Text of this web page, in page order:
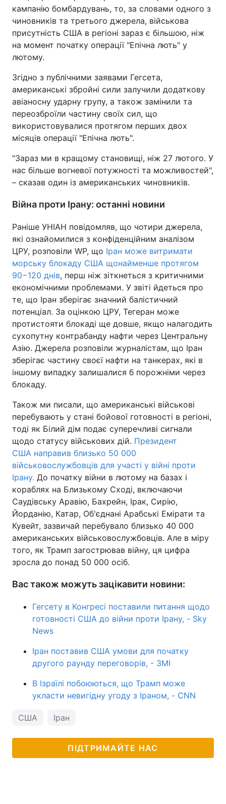
кампанію бомбардувань, то, за словами одного з
чиновників та третього джерела, військова
присутність США в регіоні зараз є більшою, ніж
на момент початку операції "Епічна лють" у
лютому.
Згідно з публічними заявами Гегсета,
американські збройні сили залучили додаткову
авіаносну ударну групу, а також замінили та
переозброїли частину своїх сил, що
використовувалися протягом перших двох
місяців операції "Епічна лють".
"Зараз ми в кращому становищі, ніж 27 лютого. У
нас більше вогневої потужності та можливостей",
– сказав один із американських чиновників.
Війна проти Ірану: останні новини
Раніше УНІАН повідомляв, що чотири джерела,
які ознайомилися з конфіденційним аналізом
ЦРУ, розповіли WP, що Іран може витримати
морську блокаду США щонайменше протягом
90−120 днів, перш ніж зіткнеться з критичними
економічними проблемами. У звіті йдеться про
те, що Іран зберігає значний балістичний
потенціал. За оцінкою ЦРУ, Тегеран може
протистояти блокаді ще довше, якщо налагодить
сухопутну контрабанду нафти через Центральну
Азію. Джерела розповіли журналістам, що Іран
зберігає частину своєї нафти на танкерах, які в
іншому випадку залишалися б порожніми через
блокаду.
Також ми писали, що американські військові
перебувають у стані бойової готовності в регіоні,
тоді як Білий дім подає суперечливі сигнали
щодо статусу військових дій. Президент
США направив близько 50 000
військовослужбовців для участі у війні проти
Ірану. До початку війни в лютому на базах і
кораблях на Близькому Сході, включаючи
Саудівську Аравію, Бахрейн, Ірак, Сирію,
Йорданію, Катар, Об'єднані Арабські Емірати та
Кувейт, зазвичай перебувало близько 40 000
американських військовослужбовців. Але в міру
того, як Трамп загострював війну, ця цифра
зросла до понад 50 000 осіб.
Вас також можуть зацікавити новини:
Гегсету в Конгресі поставили питання щодо
готовності США до війни проти Ірану, - Sky
News
Іран поставив США умови для початку
другого раунду переговорів, - ЗМІ
В Ізраїлі побоюються, що Трамп може
укласти невигідну угоду з Іраном, - CNN
США Іран
ПІДТРИМАЙТЕ НАС